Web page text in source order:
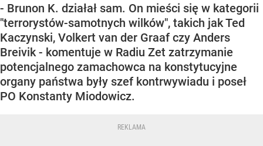
- Brunon K. działał sam. On mieści się w kategorii
"terrorystów-samotnych wilków", takich jak Ted
Kaczynski, Volkert van der Graaf czy Anders
Breivik - komentuje w Radiu Zet zatrzymanie
potencjalnego zamachowca na konstytucyjne
organy państwa były szef kontrwywiadu i poseł
PO Konstanty Miodowicz.